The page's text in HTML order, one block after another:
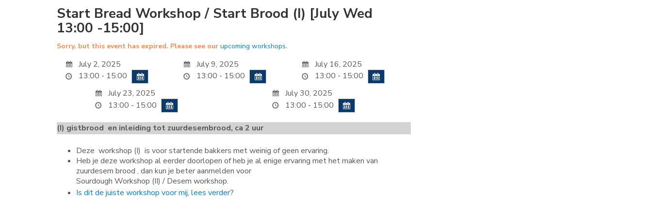
Start Bread Workshop / Start Brood (I) [July Wed
13:00 -15:00]
Sorry, but this event has expired. Please see our upcoming workshops.
July 2, 2025
13:00 - 15:00
July 9, 2025
13:00 - 15:00
July 16, 2025
13:00 - 15:00
July 23, 2025
13:00 - 15:00
July 30, 2025
13:00 - 15:00
(I) gistbrood en inleiding tot zuurdesembrood, ca 2 uur
Deze workshop (I) is voor startende bakkers met weinig of geen ervaring.
Heb je deze workshop al eerder doorlopen of heb je al enige ervaring met het maken van
zuurdesem brood , dan kun je beter aanmelden voor
Sourdough Workshop (II) / Desem workshop.
Is dit de juiste workshop voor mij, lees verder?